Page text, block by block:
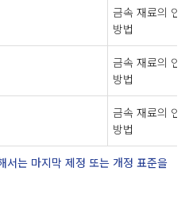
금속 재료의 인
방법
금속 재료의 인
방법
금속 재료의 인
방법
서는 마지막 제정 또는 개정 표준을